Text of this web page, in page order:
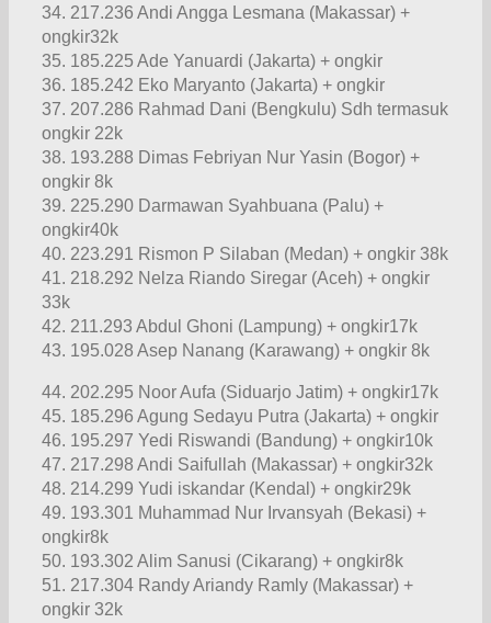
34. 217.236 Andi Angga Lesmana (Makassar) +
ongkir32k
35. 185.225 Ade Yanuardi (Jakarta) + ongkir
36. 185.242 Eko Maryanto (Jakarta) + ongkir
37. 207.286 Rahmad Dani (Bengkulu) Sdh termasuk
ongkir 22k
38. 193.288 Dimas Febriyan Nur Yasin (Bogor) +
ongkir 8k
39. 225.290 Darmawan Syahbuana (Palu) +
ongkir40k
40. 223.291 Rismon P Silaban (Medan) + ongkir 38k
41. 218.292 Nelza Riando Siregar (Aceh) + ongkir
33k
42. 211.293 Abdul Ghoni (Lampung) + ongkir17k
43. 195.028 Asep Nanang (Karawang) + ongkir 8k
44. 202.295 Noor Aufa (Siduarjo Jatim) + ongkir17k
45. 185.296 Agung Sedayu Putra (Jakarta) + ongkir
46. 195.297 Yedi Riswandi (Bandung) + ongkir10k
47. 217.298 Andi Saifullah (Makassar) + ongkir32k
48. 214.299 Yudi iskandar (Kendal) + ongkir29k
49. 193.301 Muhammad Nur Irvansyah (Bekasi) +
ongkir8k
50. 193.302 Alim Sanusi (Cikarang) + ongkir8k
51. 217.304 Randy Ariandy Ramly (Makassar) +
ongkir 32k